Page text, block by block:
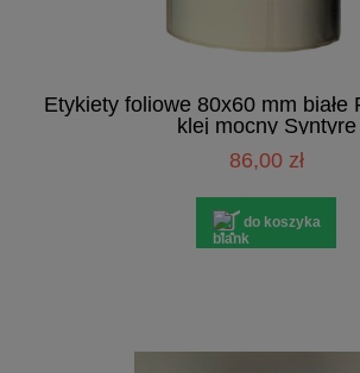
Etykiety foliowe 80x60 mm białe
klej mocny Syntyre
86,00 zł
do koszyka